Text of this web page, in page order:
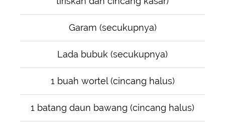
Garam (secukupnya)
Lada bubuk (secukupnya)
1 buah wortel (cincang halus)
1 batang daun bawang (cincang halus)